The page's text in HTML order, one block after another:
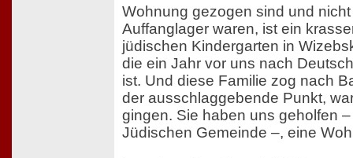
Wohnung gezogen sind und
Auffanglager waren, ist ein
jüdischen Kindergarten in
die ein Jahr vor uns nach
ist. Und diese Familie zog nach
der ausschlaggebende Punkt,
gingen. Sie haben uns geholfen
Jüdischen Gemeinde –, eine